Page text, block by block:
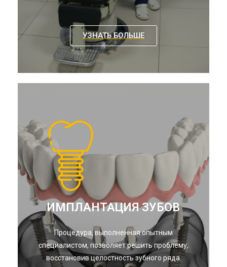
УЗНАТЬ БОЛЬШЕ
ИМПЛАНТАЦИЯ ЗУБОВ
Процедура, выполненная опытным
специалистом, позволяет решить проблему,
восстановив целостность зубного ряда.